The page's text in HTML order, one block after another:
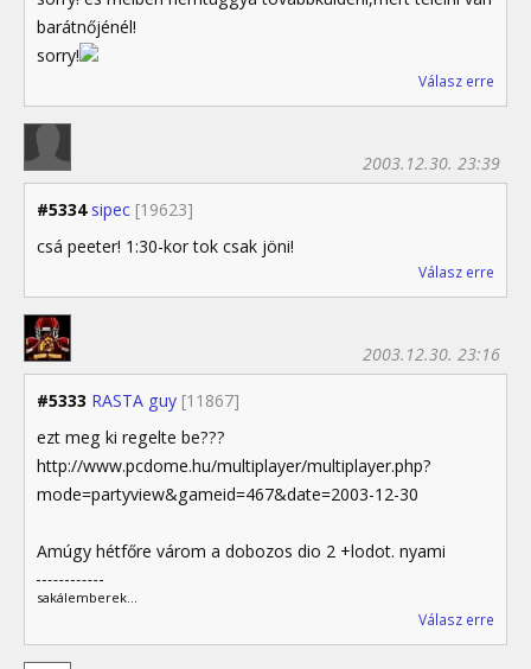
barátnőjénél!
sorry!
Válasz erre
#5334 sipec [19623]
2003.12.30. 23:39
csá peeter! 1:30-kor tok csak jöni!
Válasz erre
#5333 RASTA guy [11867]
2003.12.30. 23:16
ezt meg ki regelte be???
http://www.pcdome.hu/multiplayer/multiplayer.php?
mode=partyview&gameid=467&date=2003-12-30
Amúgy hétfőre várom a dobozos dio 2 +lodot. nyami
sakálemberek...
Válasz erre